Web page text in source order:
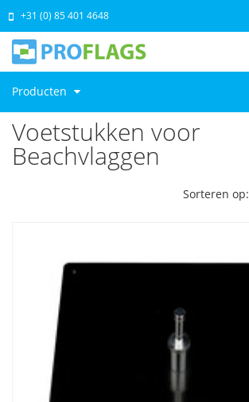
Producten
+31 (0) 85 401 4648
Voetstukken voor
Beachvlaggen
Sorteren op: